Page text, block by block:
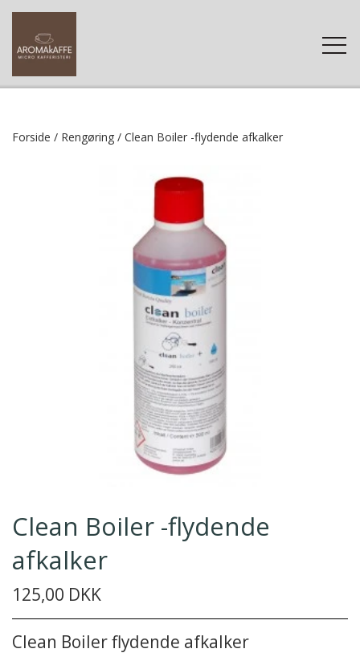
FORSIDE
WEBSHOP
KAFFE
TILBEHØR
RENGØRING
KONTAKT
KAFFE-FAQ
Forside Rengøring Clean Boiler -flydende afkalker
Clean Boiler -flydende
afkalker
125,00 DKK
Clean Boiler flydende afkalker